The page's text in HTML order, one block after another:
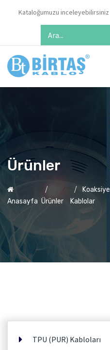
Kataloğumuzu inceleyebilirsiniz
Ürünler
Anasayfa Ürünler
Koaksiyel
Kablolar
TPU (PUR) Kabloları